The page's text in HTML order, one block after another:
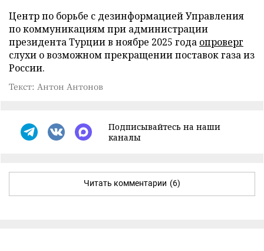
Центр по борьбе с дезинформацией Управления
по коммуникациям при администрации
президента Турции в ноябре 2025 года опроверг
слухи о возможном прекращении поставок газа из
России.
Текст: Антон Антонов
Подписывайтесь на наши
каналы
Читать комментарии (6)